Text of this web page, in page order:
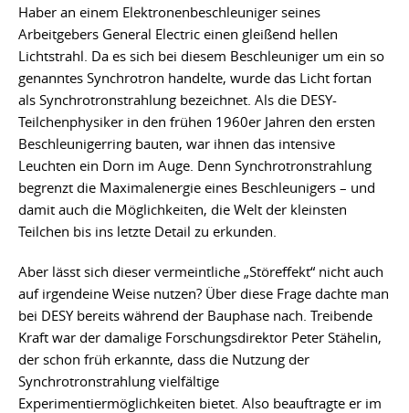
Haber an einem Elektronenbeschleuniger seines
Arbeitgebers General Electric einen gleißend hellen
Lichtstrahl. Da es sich bei diesem Beschleuniger um ein so
genanntes Synchrotron handelte, wurde das Licht fortan
als Synchrotronstrahlung bezeichnet. Als die DESY-
Teilchenphysiker in den frühen 1960er Jahren den ersten
Beschleunigerring bauten, war ihnen das intensive
Leuchten ein Dorn im Auge. Denn Synchrotronstrahlung
begrenzt die Maximalenergie eines Beschleunigers – und
damit auch die Möglichkeiten, die Welt der kleinsten
Teilchen bis ins letzte Detail zu erkunden.
Aber lässt sich dieser vermeintliche „Störeffekt“ nicht auch
auf irgendeine Weise nutzen? Über diese Frage dachte man
bei DESY bereits während der Bauphase nach. Treibende
Kraft war der damalige Forschungsdirektor Peter Stähelin,
der schon früh erkannte, dass die Nutzung der
Synchrotronstrahlung vielfältige
Experimentiermöglichkeiten bietet. Also beauftragte er im